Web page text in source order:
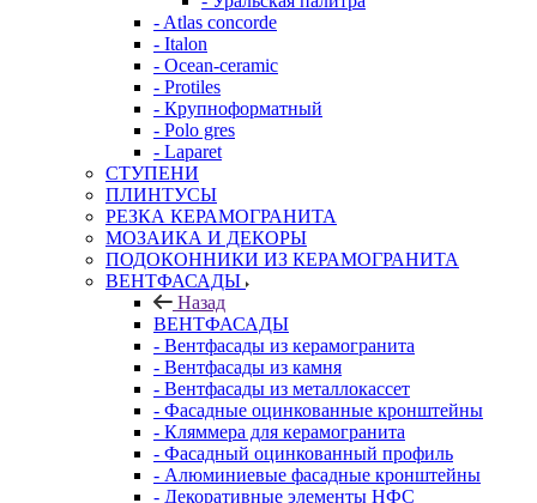
- Atlas concorde
- Italon
- Ocean-ceramic
- Protiles
- Крупноформатный
- Polo gres
- Laparet
СТУПЕНИ
ПЛИНТУСЫ
РЕЗКА КЕРАМОГРАНИТА
МОЗАИКА И ДЕКОРЫ
ПОДОКОННИКИ ИЗ КЕРАМОГРАНИТА
ВЕНТФАСАДЫ
Назад
ВЕНТФАСАДЫ
- Вентфасады из керамогранита
- Вентфасады из камня
- Вентфасады из металлокассет
- Фасадные оцинкованные кронштейны
- Кляммера для керамогранита
- Фасадный оцинкованный профиль
- Алюминиевые фасадные кронштейны
- Декоративные элементы НФС